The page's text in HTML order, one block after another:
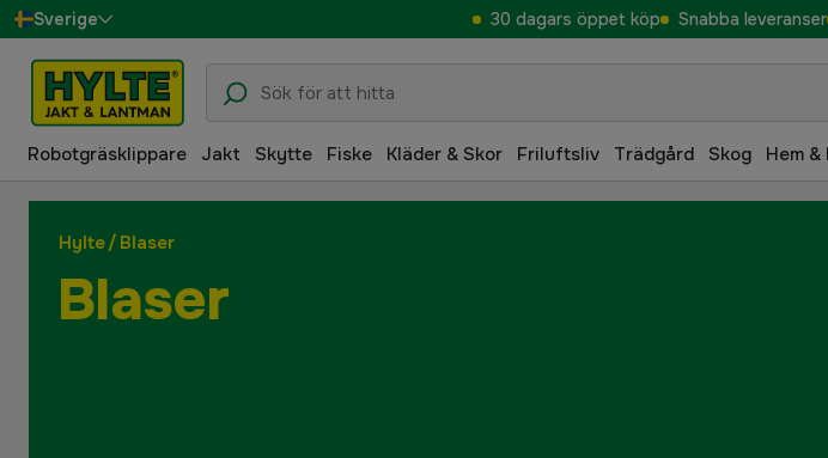
Sverige
Danmark
Suomi
Norge
30 dagars öppet köp Snabba leveranser
Robotgräsklippare Jakt Skytte Fiske Kläder & Skor Friluftsliv Trädgård Skog Hem &
Hylte/ Blaser
Blaser